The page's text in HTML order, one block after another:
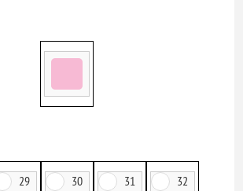
29 30 31 32